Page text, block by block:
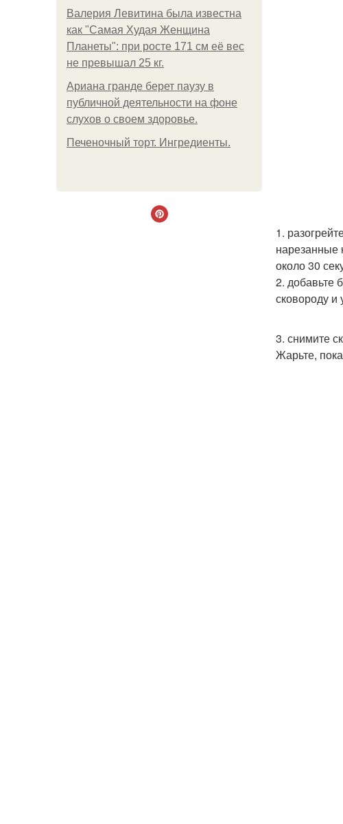
Валерия Левитина была известна
как "Самая Худая Женщина
Планеты": при росте 171 см её вес
не превышал 25 кг.
Ариана гранде берет паузу в
публичной деятельности на фоне
слухов о своем здоровье.
Печеночный торт. Ингредиенты.
1.
нарезанные
около 30
2. добавьте
сковороду и
3. снимите
Жарьте,